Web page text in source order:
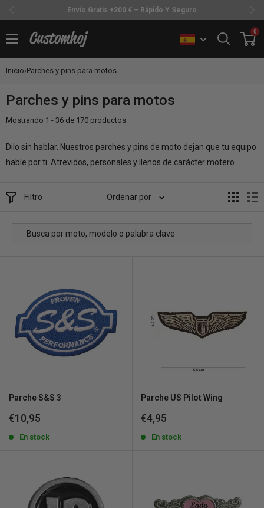
30 Días Devolución Sin Complicaciones
directamente
al
contenido
Customhoj
0
Inicio›Parches y pins para motos
Parches y pins para motos
Mostrando 1 - 36 de 170 productos
Dilo sin hablar. Nuestros parches y pins de moto dejan que tu equipo
hable por ti. Atrevidos, personales y llenos de carácter motero.
Filtro Ordenar por
Parche S&S 3
Precio
venta
€10,95
En stock
Parche US Pilot Wing
Precio
venta
€4,95
En stock